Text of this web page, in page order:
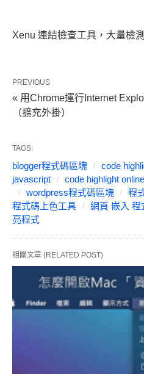
Xenu 連結檢查工具，大量檢
PREVIOUS
« 用Chrome運行Internet
（擴充外掛）
TAGS:
blogger程式碼區塊 code
javascript
code highlight online
wordpress程式碼區塊
程
程式碼上色工具
網頁 嵌入 程
亮程式
相關文章 (RELATED POST)